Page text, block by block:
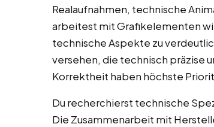
Realaufnahmen, technische
arbeitest mit Grafikelementen
technische Aspekte zu
versehen, die technisch präzise
Korrektheit haben höchste
Du recherchierst technische
Die Zusammenarbeit mit